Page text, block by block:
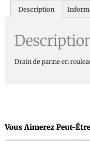
Description
Drain de panne en
Vous Aimerez Peut-